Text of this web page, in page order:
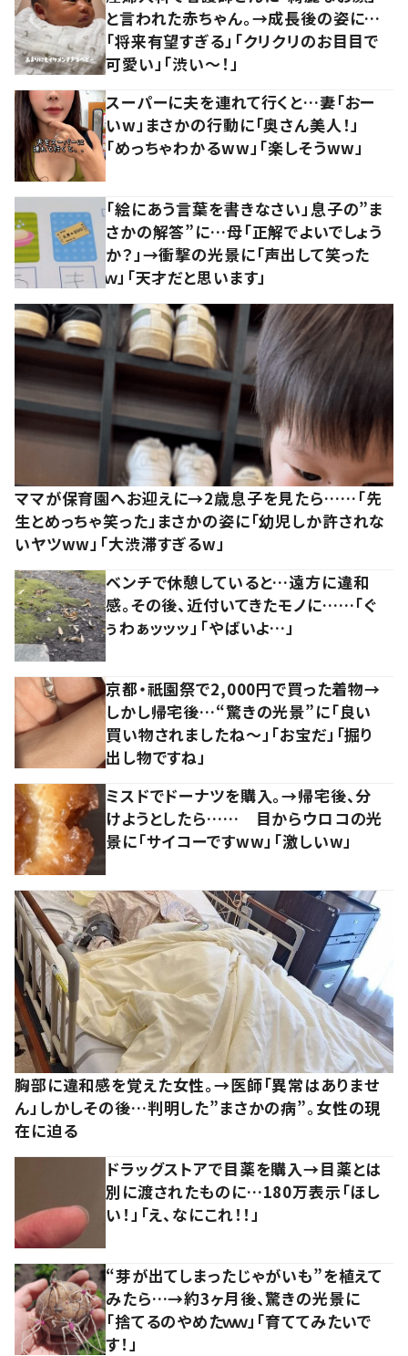
と言われた赤ちゃん。→成長後の姿に…
「将来有望すぎる」「クリクリのお目目で
可愛い」「渋い～！」
スーパーに夫を連れて行くと…妻「おー
いw」まさかの行動に「奥さん美人！」
「めっちゃわかるww」「楽しそうww」
「絵にあう言葉を書きなさい」息子の”ま
さかの解答”に…母「正解でよいでしょう
か？」→衝撃の光景に「声出して笑った
ｗ」「天才だと思います」
ママが保育園へお迎えに→2歳息子を見たら……「先
生とめっちゃ笑った」まさかの姿に「幼児しか許されな
いヤツww」「大渋滞すぎるw」
ベンチで休憩していると…遠方に違和
感。その後、近付いてきたモノに……「ぐ
ぅわぁッッッ」「やばいよ…」
京都・祇園祭で2,000円で買った着物→
しかし帰宅後…“驚きの光景”に「良い
買い物されましたね～」「お宝だ」「掘り
出し物ですね」
ミスドでドーナツを購入。→帰宅後、分
けようとしたら…… 目からウロコの光
景に「サイコーですww」「激しいw」
胸部に違和感を覚えた女性。→医師「異常はありませ
ん」しかしその後…判明した”まさかの病”。女性の現
在に迫る
ドラッグストアで目薬を購入→目薬とは
別に渡されたものに…180万表示「ほし
い！」「え、なにこれ！！」
“芽が出てしまったじゃがいも”を植えて
みたら…→約3ヶ月後、驚きの光景に
「捨てるのやめたｗｗ」「育ててみたいで
す！」